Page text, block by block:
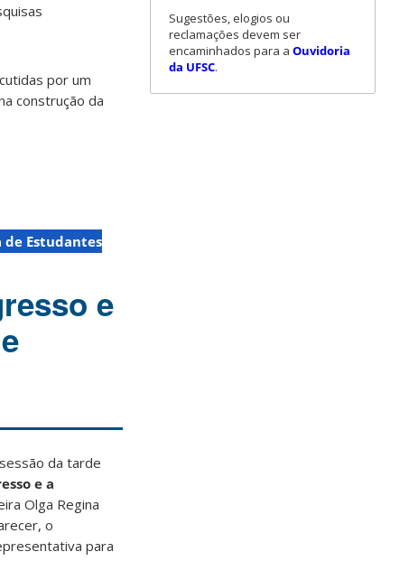
por um
construção da
Estudantes
e
da tarde
e a
Olga Regina
o
para
Sugestões, elogios ou
reclamações devem ser
encaminhados para a Ouvidoria
da UFSC.